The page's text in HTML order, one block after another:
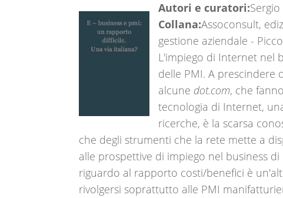
Autori e curatori:
Collana:Assoconsult,
gestione aziendale -
L'impiego di Internet nel
delle PMI. A prescindere
alcune dot.com, che
tecnologia di Internet,
ricerche, è la scarsa
che degli strumenti che la rete mette a
alle prospettive di impiego nel business
riguardo al rapporto costi/benefici è
rivolgersi soprattutto alle PMI